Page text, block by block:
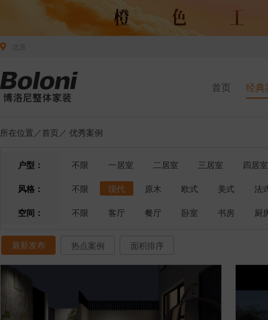
首页 经典
所在位置／首页 ／ 优秀案例
户型： 不限 一居室 二居室 三居室
四居室
风格：
不限 现代 原木 欧式 美式
法
空间：
不限 客厅 餐厅 卧室 书房 厨
最新发布 热点案例 面积排序